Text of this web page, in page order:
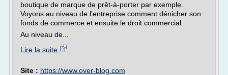
boutique de marque de prêt-à-porter par exemple.
Voyons au niveau de l'entreprise comment dénicher son
fonds de commerce et ensuite le droit commercial.
Au niveau de...
Lire la suite
Site : https://www.over-blog.com